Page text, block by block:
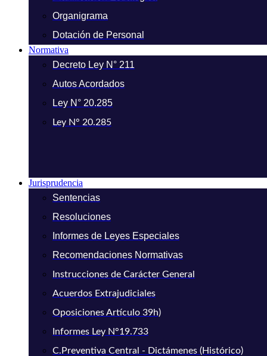
Organigrama
Dotación de Personal
Normativa
Decreto Ley N° 211
Autos Acordados
Ley N° 20.285
Ley N° 20.285
Jurisprudencia
Sentencias
Resoluciones
Informes de Leyes Especiales
Recomendaciones Normativas
Instrucciones de Carácter General
Acuerdos Extrajudiciales
Oposiciones Artículo 39h)
Informes Ley N°19.733
C.Preventiva Central - Dictámenes (Histórico)